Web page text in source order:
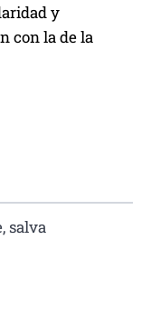
y
con la de la
salva